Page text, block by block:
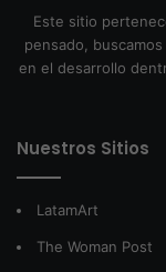
Este sitio
pensado,
en el desarrollo
Nuestros Sitios
LatamArt
The Woman Post